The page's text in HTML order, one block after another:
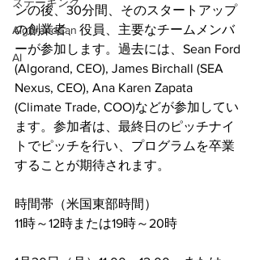
AlgorandCan
AI
ンの後、30分間、そのスタートアップ
の創業者、役員、主要なチームメンバ
ーが参加します。過去には、Sean Ford
(Algorand, CEO), James Birchall (SEA
Nexus, CEO), Ana Karen Zapata
(Climate Trade, COO)などが参加してい
ます。参加者は、最終日のピッチナイ
トでピッチを行い、プログラムを卒業
することが期待されます。
時間帯（米国東部時間）
11時～12時または19時～20時